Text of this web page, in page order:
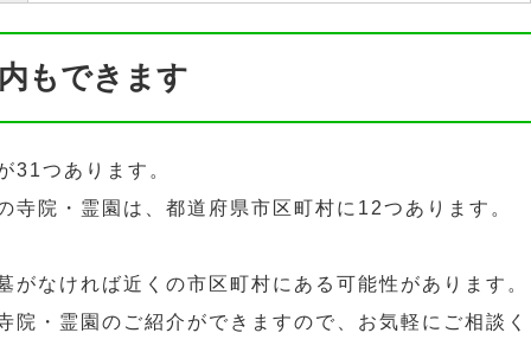
もできます
31つあります。
寺院・霊園は、都道府県市区町村に12つあります。
がなければ近くの市区町村にある可能性があります。
院・霊園のご紹介ができますので、お気軽にご相談く